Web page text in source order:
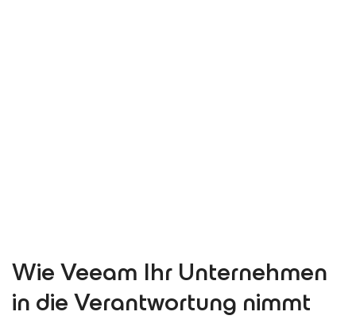
Wie Veeam Ihr Unternehmen
in die Verantwortung nimmt